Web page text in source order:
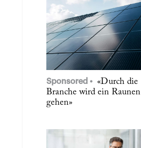
Sponsored
«Durch die
Branche wird ein Raunen
gehen»